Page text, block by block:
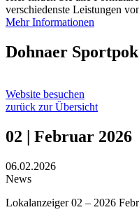
verschiedenste Leistungen
Mehr Informationen
Dohnaer
Website besuchen
zurück zur Übersicht
02 | Februar 2026
06.02.2026
News
Lokalanzeiger 02 – 2026